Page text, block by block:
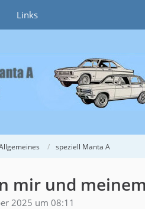
Links
speziell Manta A
mir und
2025 um 08:11